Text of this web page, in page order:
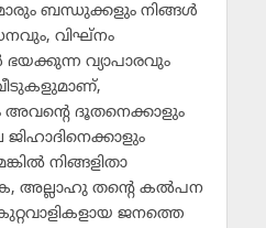
ബന്ധുക്കളും നിങ്ങള്‍
വിഘ്‌നം
വ്യാപാരവും
വീടുകളുമാണ്,
അവന്റെ ദൂതനെക്കാളും
നിങ്ങളിതാ
അല്ലാഹു തന്റെ കല്‍പന
ജനത്തെ